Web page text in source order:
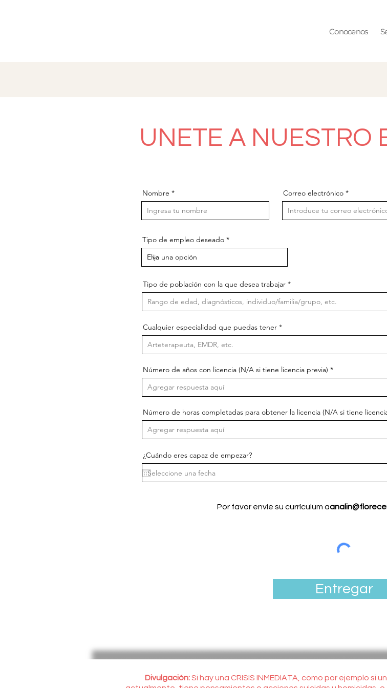
Conocenos
UNETE A NUESTRO
Nombre Correo electrónico
Tipo de empleo deseado
Tipo de población con la que desea trabajar
Cualquier especialidad que puedas tener
Número de años con licencia (N/A si tiene licencia previa)
Número de horas completadas para obtener la licencia (N/A si tiene
¿Cuándo eres capaz de empezar?
Por favor envíe su currículum a
Entregar
Divulgación:Si hay una CRISIS INMEDIATA, como por ejemplo si